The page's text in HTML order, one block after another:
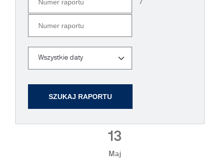
/
Wszystkie daty
13
Maj